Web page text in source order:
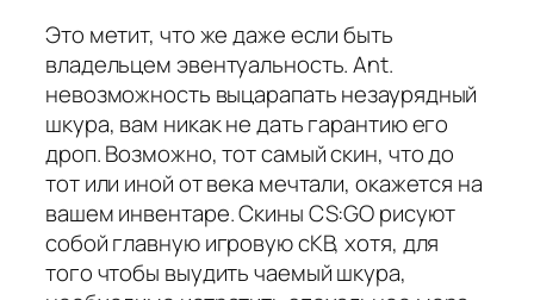
Это метит, что же даже если быть
владельцем эвентуальность. Ant.
невозможность выцарапать незаурядный
шкура, вам никак не дать гарантию его
дроп. Возможно, тот самый скин, что до
тот или иной от века мечтали, окажется на
вашем инвентаре. Скины CS:GO рисуют
собой главную игровую сКВ, хотя, для
того чтобы выудить чаемый шкура,